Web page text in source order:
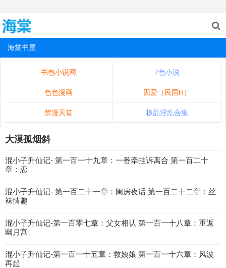
海棠书屋
书包小说网 7色小说
色色漫画 囚爱（民国H）
禁漫天堂 极品淫乱合集
大漠孤烟斜
混小子升仙记- 第一百一十九章：一番牵挂诉离合 第一百二十
章：恋
混小子升仙记- 第一百二十一章：闺房夜话 第一百二十二章：丝
袜情趣
混小子升仙记-第一百零七章：父女相认 第一百一十八章：重返
幽月宫
混小子升仙记-第一百一十五章：救姨娘 第一百一十六章：风波
再起